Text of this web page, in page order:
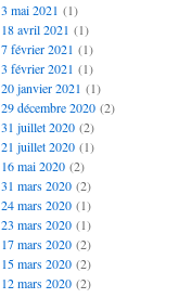
3 mai 2021 (1)
18 avril 2021 (1)
7 février 2021 (1)
3 février 2021 (1)
20 janvier 2021 (1)
29 décembre 2020(2)
31 juillet 2020(2)
21 juillet 2020(1)
16 mai 2020(2)
31 mars 2020(2)
24 mars 2020(1)
23 mars 2020(1)
17 mars 2020(2)
15 mars 2020(2)
12 mars 2020(2)